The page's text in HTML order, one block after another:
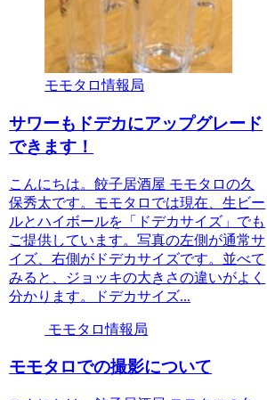
モモタロ情報局
サワーもドデカにアップグレード
できます！
こんにちは。餃子居酒屋 モモタロの久
保秀太です。モモタロでは現在、生ビー
ルとハイボールを「ドデカサイズ」でも
ご提供しています。写真の左側が通常サ
イズ、右側がドデカサイズです。並べて
みると、ジョッキの大きさの違いがよく
分かります。ドデカサイズ...
モモタロ情報局
モモタロでの撮影について